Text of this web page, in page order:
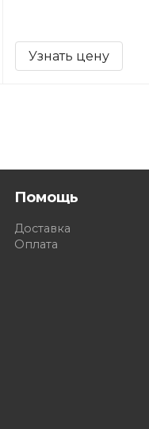
Узнать цену
Помощь
Доставка
Оплата